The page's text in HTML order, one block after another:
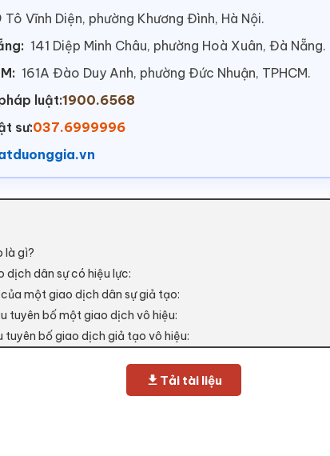
Tô Vĩnh Diện, phường Khương Đình, Hà Nội.
141 Diệp Minh Châu, phường Hoà Xuân, Đà Nẵng.
161A Đào Duy Anh, phường Đức Nhuận, TPHCM.
luật:1900.6568
sư:037.6999996
là gì?
dịch dân sự có hiệu lực:
một giao dịch dân sự giả tạo:
tuyên bố một giao dịch vô hiệu:
tuyên bố giao dịch giả tạo vô hiệu:
Tải tài liệu